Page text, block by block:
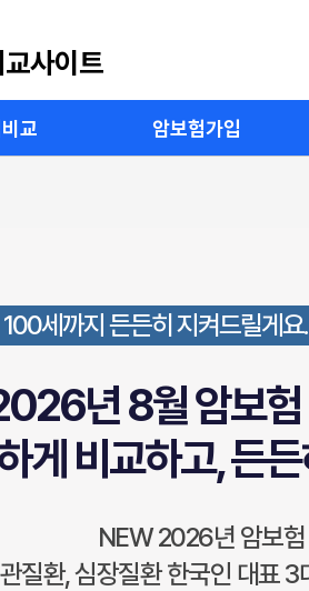
사이트
교 암보험가입
100세까지 든든히 지켜드릴게요.
년 8월 암보험
게 비교하고, 든
NEW 2026년 암보
질환, 심장질환 한국인 대표